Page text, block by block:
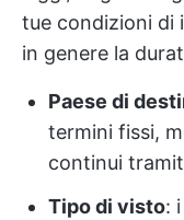
tue condizioni di
in genere la
Paese di
termini fissi,
continui
Tipo di visto: